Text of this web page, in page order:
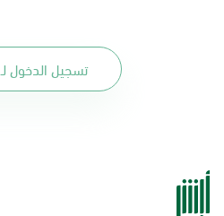
تسجيل الدخول لـ